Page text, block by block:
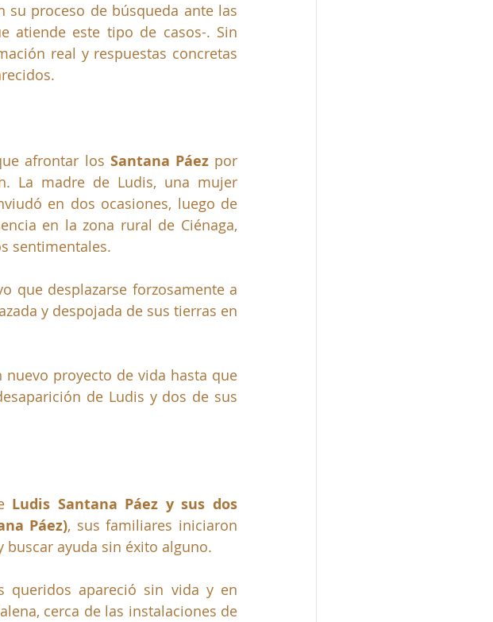
su proceso de búsqueda ante las
atiende este tipo de casos-. Sin
real y respuestas concretas
afrontar los Santana Páez por
La madre de Ludis, una mujer
en dos ocasiones, luego de
en la zona rural de Ciénaga,
sentimentales.
que desplazarse forzosamente a
y despojada de sus tierras en
proyecto de vida hasta que
de Ludis y dos de sus
Ludis Santana Páez y sus dos
Páez), sus familiares iniciaron
ayuda sin éxito alguno.
queridos apareció sin vida y en
cerca de las instalaciones de